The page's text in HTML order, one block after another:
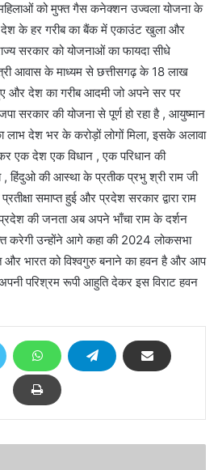
को मुफ्त गैस कनेक्शन उज्वला योजना के
देश के हर गरीब का बैंक में एकाउंट खुला और
सरकार को योजनाओं का फायदा सीधे
आवास के माध्यम से छत्तीसगढ़ के 18 लाख
हुए और देश का गरीब आदमी जो अपने सर पर
सरकार की योजना से पूर्ण हो रहा है , आयुष्मान
लाभ देश भर के करोड़ों लोगों मिला, इसके अलावा
एक देश एक विधान , एक परिधान की
, हिंदुओ की आस्था के प्रतीक प्रभु श्री राम जी
समाप्त हुई और प्रदेश सरकार द्वारा राम
की जनता अब अपने भाँचा राम के दर्शन
करेगी उन्होंने आगे कहा की 2024 लोकसभा
और भारत को विश्वगुरु बनाने का हवन है और आप
परिश्रम रूपी आहुति देकर इस विराट हवन